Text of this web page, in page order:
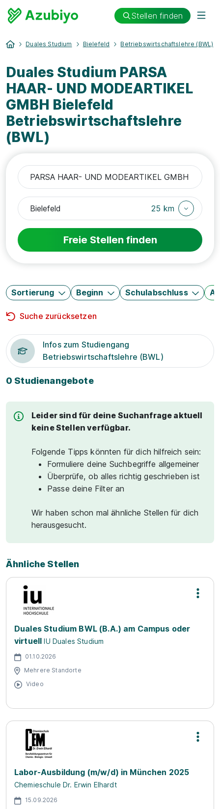
Stellen finden
Duales Studium Bielefeld Betriebswirtschaftslehre (BWL)
Duales Studium PARSA
HAAR- UND MODEARTIKEL
GMBH Bielefeld
Betriebswirtschaftslehre
(BWL)
25 km
Freie Stellen finden
Sortierung Beginn Schulabschluss
Suche zurücksetzen
Infos zum Studiengang
Betriebswirtschaftslehre (BWL)
0 Studienangebote
Leider sind für deine Suchanfrage aktuell
keine Stellen verfügbar.
Folgende Tipps könnten für dich hilfreich sein:
Formuliere deine Suchbegriffe allgemeiner
Überprüfe, ob alles richtig geschrieben ist
Passe deine Filter an
Wir haben schon mal ähnliche Stellen für dich
herausgesucht.
Ähnliche Stellen
Duales Studium BWL (B.A.) am Campus oder
virtuell IU Duales Studium
01.10.2026
Mehrere Standorte
Video
Labor-Ausbildung (m/w/d) in München 2025
Chemieschule Dr. Erwin Elhardt
15.09.2026